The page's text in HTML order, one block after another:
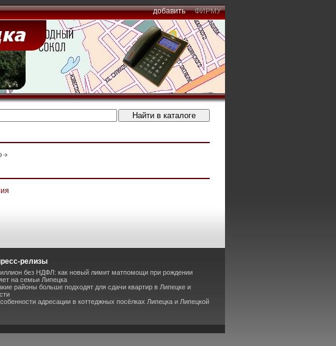
добавить ФИРМУ
релизы
без НДФЛ: как новый лимит матпомощи при рождении
на семьи Липецка
районы больше подходят для сдачи квартир в Липецке и
адресации в коттеджных посёлках Липецка и Липецкой